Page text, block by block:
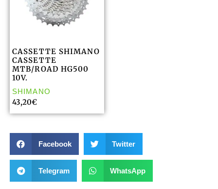
CASSETTE SHIMANO
CASSETTE
MTB/ROAD HG500
10V.
SHIMANO
43,20€
Facebook Twitter
Telegram WhatsApp